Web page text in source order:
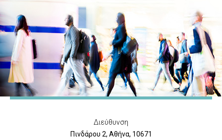
Διεύθυνση
Πινδάρου 2, Αθήνα, 10671